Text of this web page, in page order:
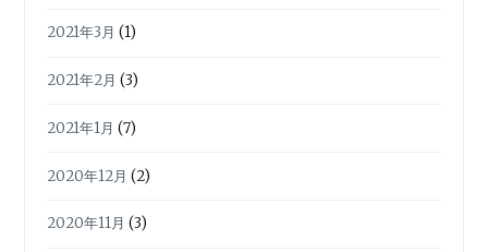
2021年3月 (1)
2021年2月 (3)
2021年1月 (7)
2020年12月 (2)
2020年11月 (3)